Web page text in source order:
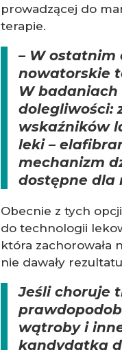
prowadzącej do
terapie.
– W ostatnim
nowatorskie
W badaniach
dolegliwości:
wskaźników
leki –
mechanizm
dostępne dla
Obecnie z tych
do technologii
która zachorowała
nie dawały
Jeśli choruje
wątroby i
kandydatką